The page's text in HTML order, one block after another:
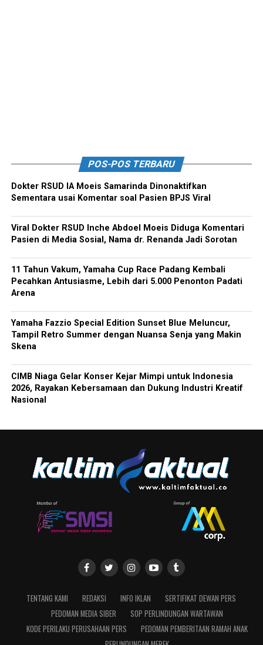
POS-POS TERBARU
Dokter RSUD IA Moeis Samarinda Dinonaktifkan
Sementara usai Komentar soal Pasien BPJS Viral
Viral Dokter RSUD Inche Abdoel Moeis Diduga Komentari
Pasien di Media Sosial, Nama dr. Renanda Jadi Sorotan
11 Tahun Vakum, Yamaha Cup Race Padang Kembali
Pecahkan Antusiasme, Lebih dari 5.000 Penonton Padati
Arena
Yamaha Fazzio Special Edition Sunset Blue Meluncur,
Tampil Retro Summer dengan Nuansa Senja yang Makin
Skena
CIMB Niaga Gelar Konser Kejar Mimpi untuk Indonesia
2026, Rayakan Kebersamaan dan Dukung Industri Kreatif
Nasional
TENTANG KAMI REDAKSI INFO IKLAN
SERTIFIKAT DEWAN PERS
PEDOMAN MEDIA SIBER
SOP PERLINDUNGAN WARTAWAN
KODE PERILAKU PERUSAHAAN PERS
PEDOMAN PEMBERITAAN RAMAH ANAK